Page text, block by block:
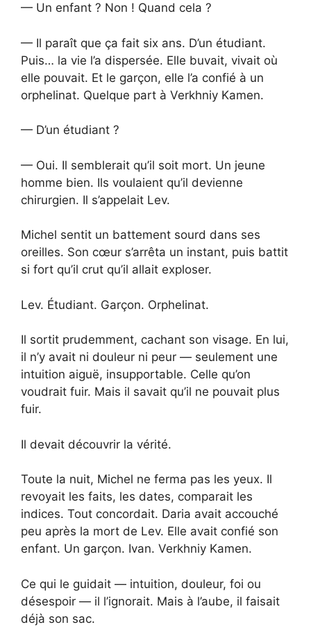
— Un enfant ? Non ! Quand cela ?
— Il paraît que ça fait six ans. D’un étudiant.
Puis… la vie l’a dispersée. Elle buvait, vivait où
elle pouvait. Et le garçon, elle l’a confié à un
orphelinat. Quelque part à Verkhniy Kamen.
— D’un étudiant ?
— Oui. Il semblerait qu’il soit mort. Un jeune
homme bien. Ils voulaient qu’il devienne
chirurgien. Il s’appelait Lev.
Michel sentit un battement sourd dans ses
oreilles. Son cœur s’arrêta un instant, puis battit
si fort qu’il crut qu’il allait exploser.
Lev. Étudiant. Garçon. Orphelinat.
Il sortit prudemment, cachant son visage. En lui,
il n’y avait ni douleur ni peur — seulement une
intuition aiguë, insupportable. Celle qu’on
voudrait fuir. Mais il savait qu’il ne pouvait plus
fuir.
Il devait découvrir la vérité.
Toute la nuit, Michel ne ferma pas les yeux. Il
revoyait les faits, les dates, comparait les
indices. Tout concordait. Daria avait accouché
peu après la mort de Lev. Elle avait confié son
enfant. Un garçon. Ivan. Verkhniy Kamen.
Ce qui le guidait — intuition, douleur, foi ou
désespoir — il l’ignorait. Mais à l’aube, il faisait
déjà son sac.